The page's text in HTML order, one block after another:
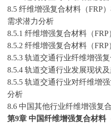
8.5 纤维增强复合材料（FRP
需求潜力分析
8.5.1 纤维增强复合材料（
8.5.2 纤维增强复合材料（
8.5.3 轨道交通行业纤维增强
8.5.4 轨道交通行业发展现状
8.5.5 轨道交通行业对纤维增
分析
8.6 中国其他行业纤维增强复
第9章 中国纤维增强复合材料